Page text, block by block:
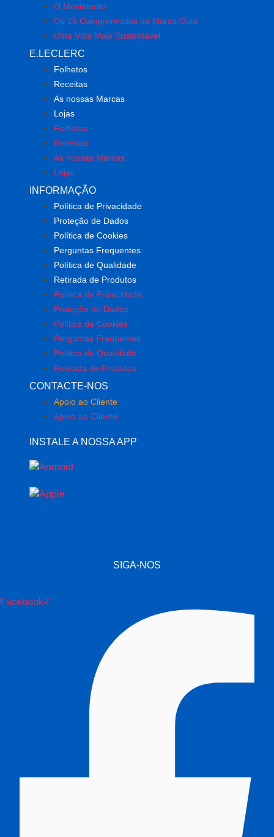
O Movimento
Os 15 Compromissos da Marca Guia
Uma Vida Mais Sustentável
E.LECLERC
Folhetos
Receitas
As nossas Marcas
Lojas
Folhetos
Receitas
As nossas Marcas
Lojas
INFORMAÇÃO
Política de Privacidade
Proteção de Dados
Política de Cookies
Perguntas Frequentes
Política de Qualidade
Retirada de Produtos
Política de Privacidade
Proteção de Dados
Política de Cookies
Perguntas Frequentes
Política de Qualidade
Retirada de Produtos
CONTACTE-NOS
Apoio ao Cliente
Apoio ao Cliente
INSTALE A NOSSA APP
SIGA-NOS
Facebook-f